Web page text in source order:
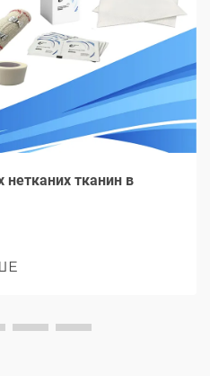
нетканих тканин в